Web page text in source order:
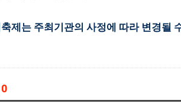
제는 주최기관의 사정에 따라 변경될
0